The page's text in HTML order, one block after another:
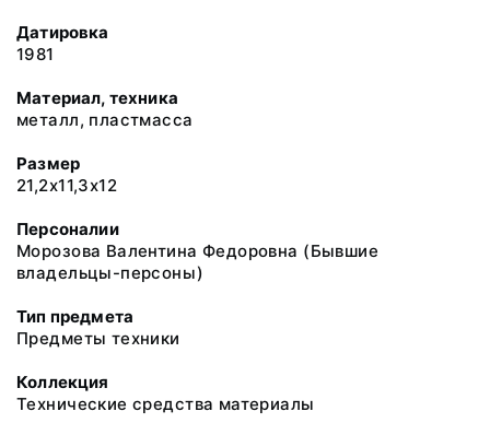
Датировка
1981
Материал, техника
металл, пластмасса
Размер
21,2х11,3х12
Персоналии
Морозова Валентина Федоровна (Бывшие
владельцы-персоны)
Тип предмета
Предметы техники
Коллекция
Технические средства материалы